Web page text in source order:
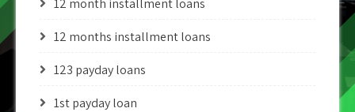
12 month installment loans
12 months installment loans
123 payday loans
1st payday loan